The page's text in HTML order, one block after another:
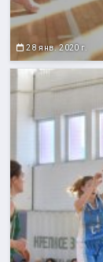
28 янв. 2020 г.